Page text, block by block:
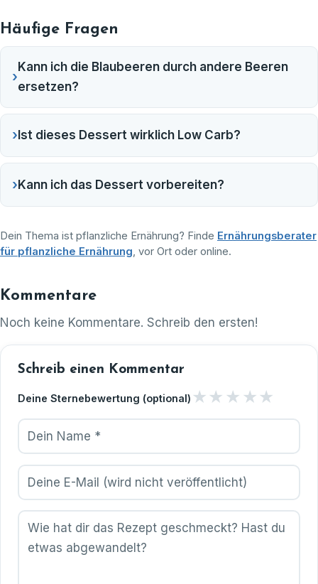
Häufige Fragen
›
Kann ich die Blaubeeren durch andere Beeren
ersetzen?
› Ist dieses Dessert wirklich Low Carb?
› Kann ich das Dessert vorbereiten?
Dein Thema ist pflanzliche Ernährung? Finde Ernährungsberater
für pflanzliche Ernährung, vor Ort oder online.
Kommentare
Noch keine Kommentare. Schreib den ersten!
Schreib einen Kommentar
Deine Sternebewertung (optional) ★ ★ ★ ★ ★